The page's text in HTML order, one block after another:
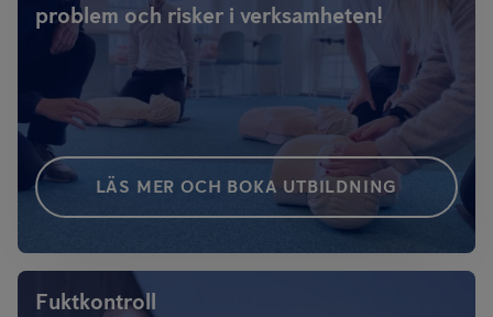
problem och risker i verksamheten!
LÄS MER OCH BOKA UTBILDNING
Fuktkontroll